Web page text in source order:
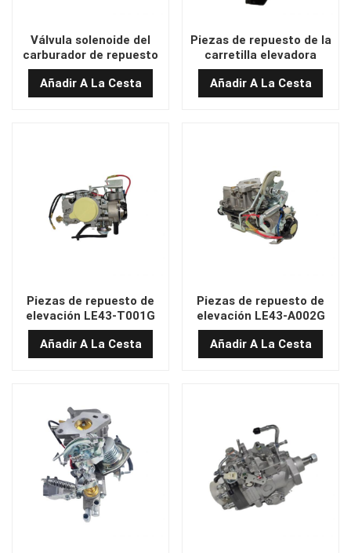
Válvula solenoide del
carburador de repuesto
de la carretilla elevadora
Añadir A La Cesta
Piezas de repuesto de la
carretilla elevadora
LE43-T002G Válvula
solenoide del carburador
LE43-T002G
Añadir A La Cesta
Piezas de repuesto de
elevación LE43-T001G
CARBURTOR
Añadir A La Cesta
Piezas de repuesto de
elevación LE43-A002G
CABBUROR
Añadir A La Cesta